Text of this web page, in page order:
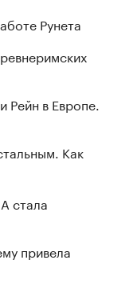
Рунета
Рейн в Европе.
Как
стала
привела